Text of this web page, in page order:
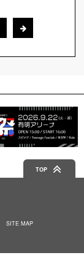
TOP
SITE MAP